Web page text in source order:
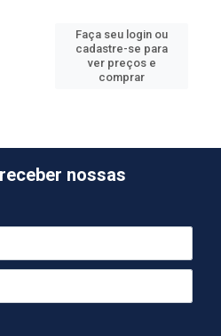
Faça seu login ou
cadastre-se para
ver preços e
comprar
nossas